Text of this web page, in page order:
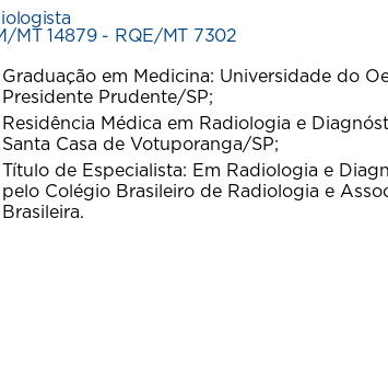
MT 14879 - RQE/MT 7302
Graduação em Medicina: Universidade do
Presidente Prudente/SP;
Residência Médica em Radiologia e
Santa Casa de Votuporanga/SP;
Título de Especialista: Em Radiologia e
pelo Colégio Brasileiro de Radiologia e
Brasileira.